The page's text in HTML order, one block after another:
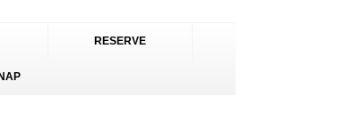
RESERVE